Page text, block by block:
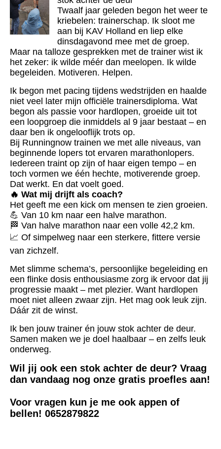
Twaalf jaar geleden begon het weer te
kriebelen: trainerschap. Ik sloot me
aan bij KAV Holland en liep elke
dinsdagavond mee met de groep.
Maar na talloze gesprekken met de trainer wist ik
het zeker: ik wilde méér dan meelopen. Ik wilde
begeleiden. Motiveren. Helpen.
Ik begon met pacing tijdens wedstrijden en haalde
niet veel later mijn officiële trainersdiploma. Wat
begon als passie voor hardlopen, groeide uit tot
een loopgroep die inmiddels al 9 jaar bestaat – en
daar ben ik ongelooflijk trots op.
Bij Runningnow trainen we met alle niveaus, van
beginnende lopers tot ervaren marathonlopers.
Iedereen traint op zijn of haar eigen tempo – en
toch vormen we één hechte, motiverende groep.
Dat werkt. En dat voelt goed.
🔥 Wat mij drijft als coach?
Het geeft me een kick om mensen te zien groeien.
💪 Van 10 km naar een halve marathon.
🏁 Van halve marathon naar een volle 42,2 km.
📈 Of simpelweg naar een sterkere, fittere versie
van zichzelf.
Met slimme schema’s, persoonlijke begeleiding en
een flinke dosis enthousiasme zorg ik ervoor dat jij
progressie maakt – met plezier. Want hardlopen
moet niet alleen zwaar zijn. Het mag ook leuk zijn.
Dáár zit de winst.
Ik ben jouw trainer én jouw stok achter de deur.
Samen maken we je doel haalbaar – en zelfs leuk
onderweg.
Wil jij ook een stok achter de deur? Vraag
dan vandaag nog onze gratis proefles aan!
Voor vragen kun je me ook appen of
bellen! 0652879822